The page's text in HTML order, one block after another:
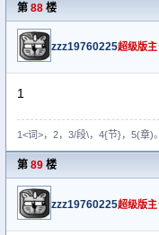
第 88 楼
zzz19760225超级版主
1
1<词>，2，3/段\，4{节}，5(章)。
第 89 楼
zzz19760225超级版主